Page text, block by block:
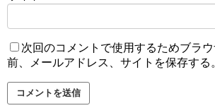
次回のコメントで使用するためブラ
前、メールアドレス、サイトを保存する